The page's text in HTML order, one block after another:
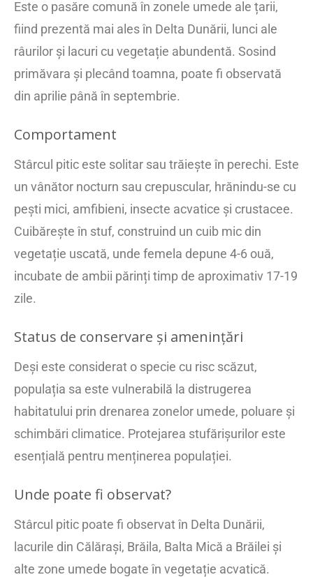
Este o pasăre comună în zonele umede ale țarii,
fiind prezentă mai ales în Delta Dunării, lunci ale
râurilor și lacuri cu vegetație abundentă. Sosind
primăvara și plecând toamna, poate fi observată
din aprilie până în septembrie.
Comportament
Stârcul pitic este solitar sau trăiește în perechi. Este
un vânător nocturn sau crepuscular, hrănindu-se cu
pești mici, amfibieni, insecte acvatice și crustacee.
Cuibărește în stuf, construind un cuib mic din
vegetație uscată, unde femela depune 4-6 ouă,
incubate de ambii părinți timp de aproximativ 17-19
zile.
Status de conservare și amenințări
Deși este considerat o specie cu risc scăzut,
populația sa este vulnerabilă la distrugerea
habitatului prin drenarea zonelor umede, poluare și
schimbări climatice. Protejarea stufărișurilor este
esențială pentru menținerea populației.
Unde poate fi observat?
Stârcul pitic poate fi observat în Delta Dunării,
lacurile din Călărași, Brăila, Balta Mică a Brăilei și
alte zone umede bogate în vegetație acvatică.